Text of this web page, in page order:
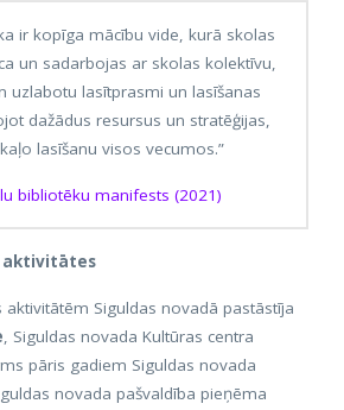
ir kopīga mācību vide, kurā skolas
un sadarbojas ar skolas kolektīvu,
uzlabotu lasītprasmi un lasīšanas
dažādus resursus un stratēģijas,
lasīšanu visos vecumos.”
bibliotēku manifests (2021)
aktivitātes
aktivitātēm Siguldas novadā pastāstīja
, Siguldas novada Kultūras centra
pāris gadiem Siguldas novada
novada pašvaldība pieņēma